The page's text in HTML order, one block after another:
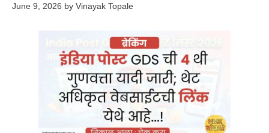
June 9, 2026 by Vinayak Topale